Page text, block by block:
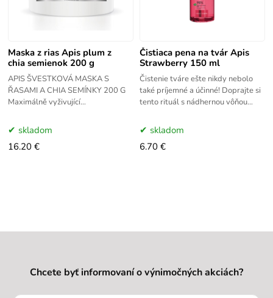
Maska z rias Apis plum z
chia semienok 200 g
APIS ŠVESTKOVÁ MASKA S
ŘASAMI A CHIA SEMÍNKY 200 G
Maximálně vyživující
bázi jedinečného extraktu z
australské švestky
skladom
16.20 €
Čistiaca pena na tvár Apis
Strawberry 150 ml
Čistenie tváre ešte nikdy nebolo
také príjemné a účinné! Doprajte si
tento rituál s nádhernou vôňou
Osviežte, hydratujte a
skladom
6.70 €
Chcete byť informovaní o výnimočných akciách?